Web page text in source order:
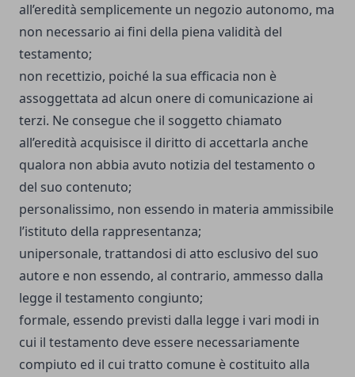
all’eredità semplicemente un negozio autonomo, ma
non necessario ai fini della piena validità del
testamento;
non recettizio, poiché la sua efficacia non è
assoggettata ad alcun onere di comunicazione ai
terzi. Ne consegue che il soggetto chiamato
all’eredità acquisisce il diritto di accettarla anche
qualora non abbia avuto notizia del testamento o
del suo contenuto;
personalissimo, non essendo in materia ammissibile
l’istituto della rappresentanza;
unipersonale, trattandosi di atto esclusivo del suo
autore e non essendo, al contrario, ammesso dalla
legge il testamento congiunto;
formale, essendo previsti dalla legge i vari modi in
cui il testamento deve essere necessariamente
compiuto ed il cui tratto comune è costituito alla